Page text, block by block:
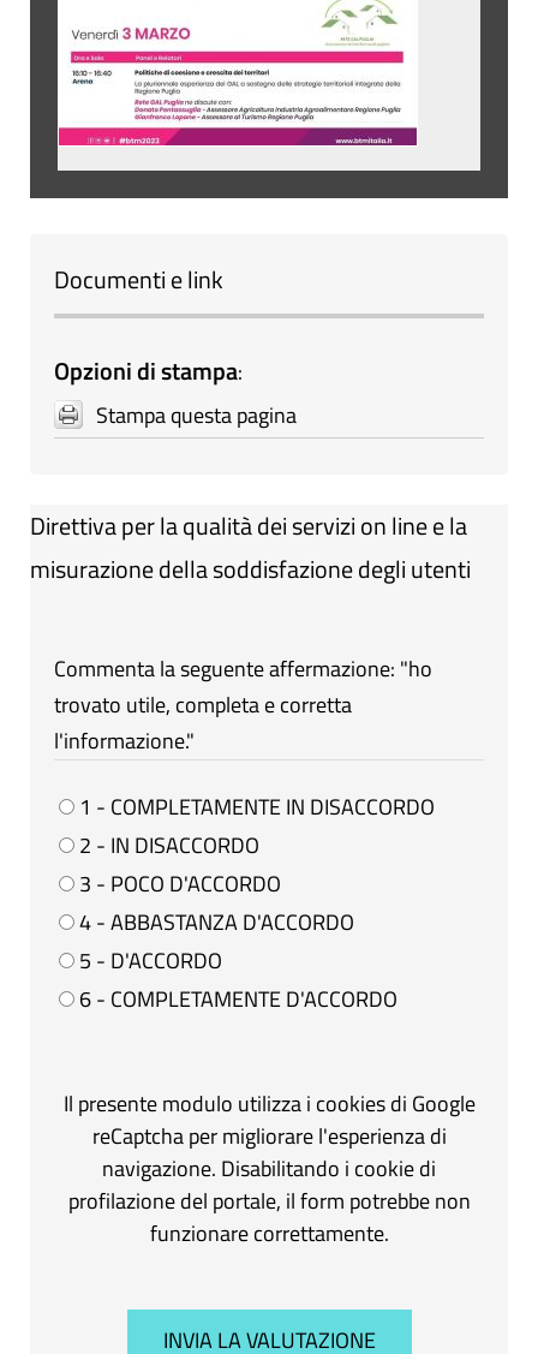
Documenti e link
Opzioni di stampa:
Stampa questa pagina
Direttiva per la qualità dei servizi on line e la
misurazione della soddisfazione degli utenti
Commenta la seguente affermazione: "ho
trovato utile, completa e corretta
l'informazione."
1 - COMPLETAMENTE IN DISACCORDO
2 - IN DISACCORDO
3 - POCO D'ACCORDO
4 - ABBASTANZA D'ACCORDO
5 - D'ACCORDO
6 - COMPLETAMENTE D'ACCORDO
Il presente modulo utilizza i cookies di Google
reCaptcha per migliorare l'esperienza di
navigazione. Disabilitando i cookie di
profilazione del portale, il form potrebbe non
funzionare correttamente.